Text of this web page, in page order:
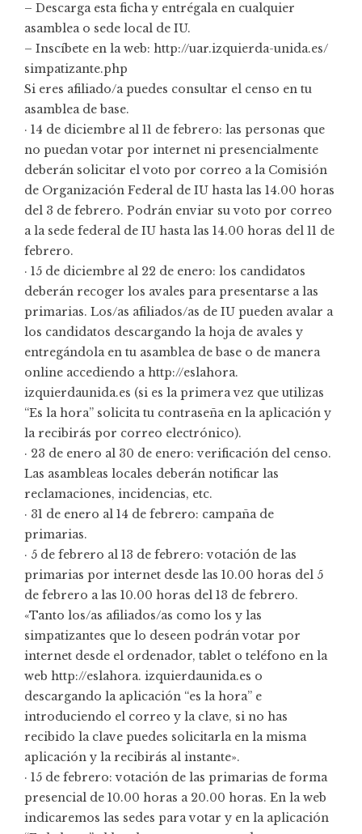
– Descarga esta ficha y entrégala en cualquier
asamblea o sede local de IU.
– Inscíbete en la web: http://uar.izquierda-unida.es/
simpatizante.php
Si eres afiliado/a puedes consultar el censo en tu
asamblea de base.
· 14 de diciembre al 11 de febrero: las personas que
no puedan votar por internet ni presencialmente
deberán solicitar el voto por correo a la Comisión
de Organización Federal de IU hasta las 14.00 horas
del 3 de febrero. Podrán enviar su voto por correo
a la sede federal de IU hasta las 14.00 horas del 11 de
febrero.
· 15 de diciembre al 22 de enero: los candidatos
deberán recoger los avales para presentarse a las
primarias. Los/as afiliados/as de IU pueden avalar a
los candidatos descargando la hoja de avales y
entregándola en tu asamblea de base o de manera
online accediendo a http://eslahora.
izquierdaunida.es (si es la primera vez que utilizas
“Es la hora” solicita tu contraseña en la aplicación y
la recibirás por correo electrónico).
· 23 de enero al 30 de enero: verificación del censo.
Las asambleas locales deberán notificar las
reclamaciones, incidencias, etc.
· 31 de enero al 14 de febrero: campaña de
primarias.
· 5 de febrero al 13 de febrero: votación de las
primarias por internet desde las 10.00 horas del 5
de febrero a las 10.00 horas del 13 de febrero.
«Tanto los/as afiliados/as como los y las
simpatizantes que lo deseen podrán votar por
internet desde el ordenador, tablet o teléfono en la
web http://eslahora. izquierdaunida.es o
descargando la aplicación “es la hora” e
introduciendo el correo y la clave, si no has
recibido la clave puedes solicitarla en la misma
aplicación y la recibirás al instante».
· 15 de febrero: votación de las primarias de forma
presencial de 10.00 horas a 20.00 horas. En la web
indicaremos las sedes para votar y en la aplicación